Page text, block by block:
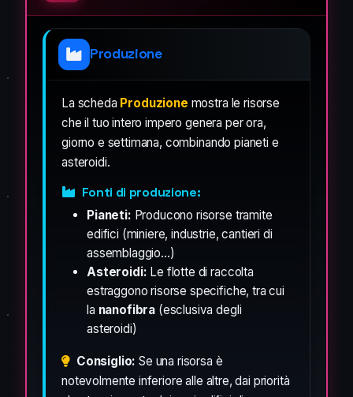
Produzione
La scheda Produzione mostra le risorse
che il tuo intero impero genera per ora,
giorno e settimana, combinando pianeti e
asteroidi.
Fonti di produzione:
Pianeti: Producono risorse tramite
edifici (miniere, industrie, cantieri di
assemblaggio...)
Asteroidi: Le flotte di raccolta
estraggono risorse specifiche, tra cui
la nanofibra (esclusiva degli
asteroidi)
Consiglio: Se una risorsa è
notevolmente inferiore alle altre, dai priorità